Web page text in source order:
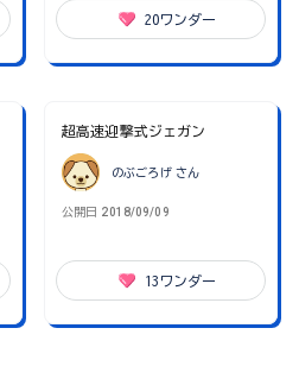
20ワンダー
超高速迎撃式ジェガン
のぶごろげ さん
公開日 2018/09/09
13 ワンダー